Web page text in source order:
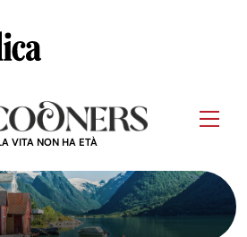
VITA NON HA ETÀ